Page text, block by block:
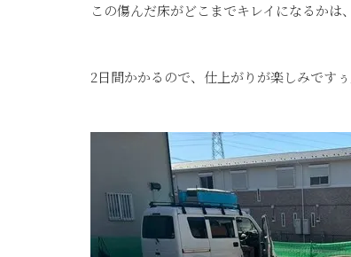
この傷んだ床がどこまでキレイになるか
2日間かかるので、仕上がりが楽しみです